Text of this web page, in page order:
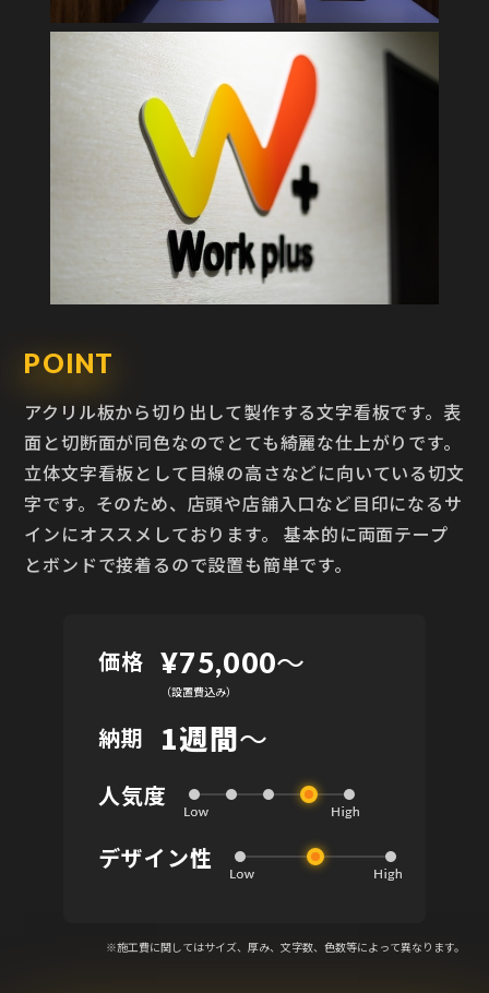
POINT
アクリル板から切り出して製作する文字看板です。表
面と切断面が同色なのでとても綺麗な仕上がりです。
立体文字看板として目線の高さなどに向いている切文
字です。そのため、店頭や店舗入口など目印になるサ
インにオススメしております。 基本的に両面テープ
とボンドで接着るので設置も簡単です。
価格 ¥75,000〜
（設置費込み）
納期 1週間～
人気度
デザイン性
※施工費に関してはサイズ、厚み、文字数、色数等によって異なります。